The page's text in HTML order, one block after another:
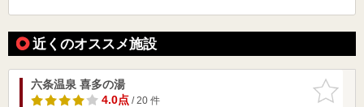
近くのオススメ施設
お気に入
りに追加
六条温泉 喜多の湯
4.0点/ 20 件